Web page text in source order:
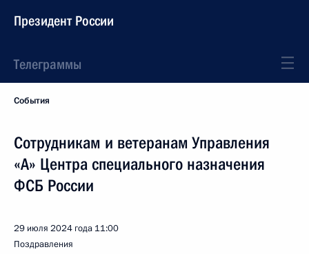
Президент России
Телеграммы
События
Сотрудникам и ветеранам Управления
«А» Центра специального назначения
ФСБ России
29 июля 2024 года 11:00
Поздравления